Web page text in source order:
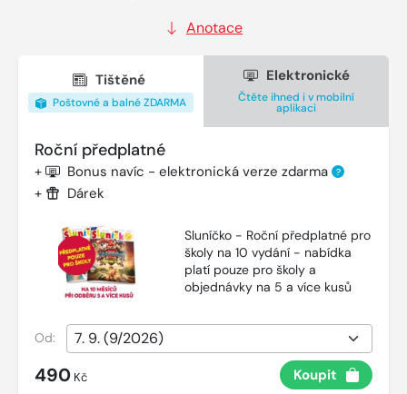
Anotace
Tištěné
Poštovné a balné ZDARMA
Elektronické
Čtěte ihned i v mobilní
aplikaci
Roční předplatné
+ Bonus navíc - elektronická verze zdarma ?
+ Dárek
Sluníčko - Roční předplatné pro
školy na 10 vydání - nabídka
platí pouze pro školy a
objednávky na 5 a více kusů
Od:
490 Kč Koupit